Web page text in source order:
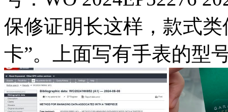
保修证明长这样，款式
卡”。上面写有手表的型